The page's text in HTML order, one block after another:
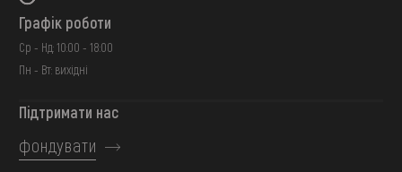
Графік роботи
Ср - Нд: 10:00 - 18:00
Пн - Вт: вихідні
Підтримати нас
фондувати